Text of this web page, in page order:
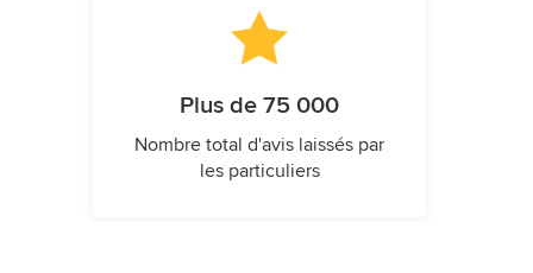
Plus de 75 000
Nombre total d'avis laissés par
les particuliers